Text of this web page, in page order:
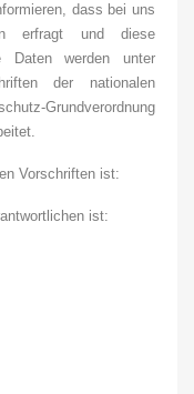
dass bei uns
erfragt und diese
Daten werden unter
der nationalen
Grundverordnung
Vorschriften ist:
ist: